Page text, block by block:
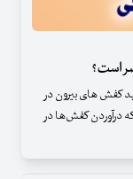
است؟
کفش های بیرون در
درآوردن کفش‌ها در